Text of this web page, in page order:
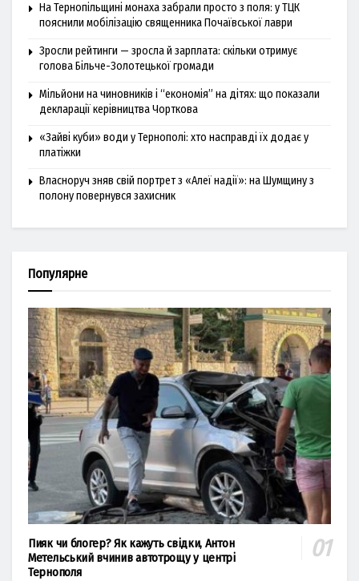
На Тернопільщині монаха забрали просто з поля: у ТЦК
пояснили мобілізацію священника Почаївської лаври
Зросли рейтинги — зросла й зарплата: скільки отримує
голова Більче-Золотецької громади
Мільйони на чиновників і “економія” на дітях: що показали
декларації керівництва Чорткова
«Зайві куби» води у Тернополі: хто насправді їх додає у
платіжки
Власноруч зняв свій портрет з «Алеї надії»: на Шумщину з
полону повернувся захисник
Популярне
Пияк чи блогер? Як кажуть свідки, Антон
Метельський вчинив автотрощу у центрі
Тернополя